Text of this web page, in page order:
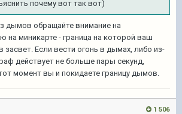
почему вот так вот)
дымов обращайте внимание на
на миникарте - граница на которой ваш
засвет. Если вести огонь в дымах, либо из-
действует не больше пары секунд,
момент вы и покидаете границу дымов.
1 506